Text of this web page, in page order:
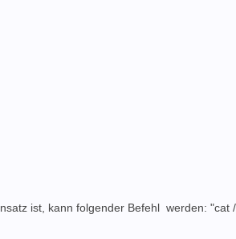
ist, kann folgender Befehl werden: